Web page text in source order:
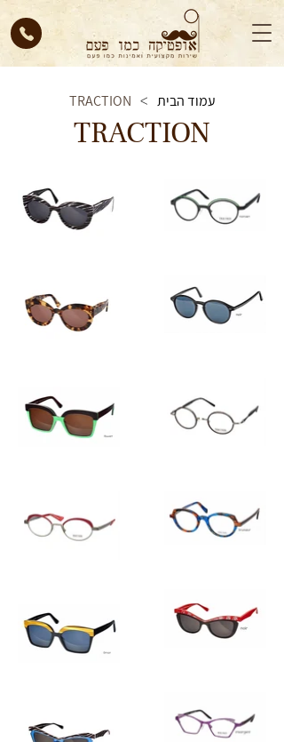
עמוד הבית >
TRACTION
TRACTION